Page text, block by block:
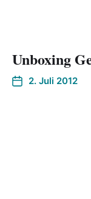
Unboxing
2. Juli 2012